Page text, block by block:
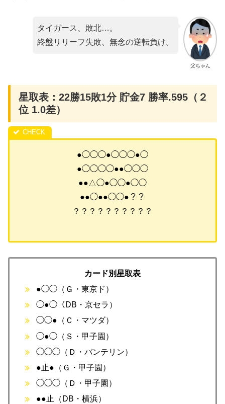
父ちゃん
タイガース、敗北…。
終盤リリーフ失敗、無念の逆転負け。
星取表：22勝15敗1分 貯金7 勝率.595（２
位 1.0差）
●◯◯◯●◯◯◯●◯
●◯◯◯◯●●◯◯◯
●●△◯●◯◯●◯◯
●●◯●●◯◯●？？
？？？？？？？？？？
カード別星取表
●◯◯（Ｇ・東京ド）
◯●◯（DB・京セラ）
◯◯●（Ｃ・マツダ）
◯●◯（Ｓ・甲子園）
◯◯◯（Ｄ・バンテリン）
●止●（Ｇ・甲子園）
◯◯◯（Ｄ・甲子園）
●●止（DB・横浜）